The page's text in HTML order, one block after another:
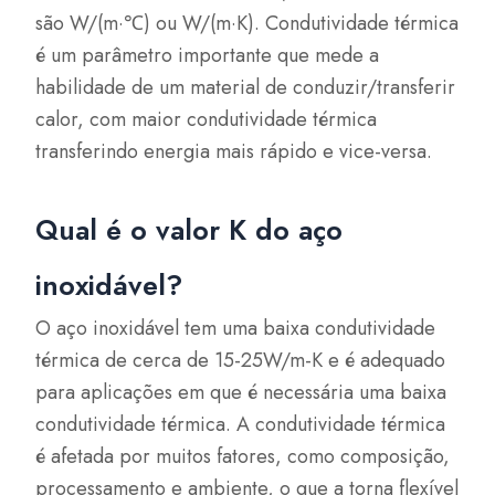
são W/(m·℃) ou W/(m·K). Condutividade térmica
é um parâmetro importante que mede a
habilidade de um material de conduzir/transferir
calor, com maior condutividade térmica
transferindo energia mais rápido e vice-versa.
Qual é o valor K do aço
inoxidável?
O aço inoxidável tem uma baixa condutividade
térmica de cerca de 15-25W/m-K e é adequado
para aplicações em que é necessária uma baixa
condutividade térmica. A condutividade térmica
é afetada por muitos fatores, como composição,
processamento e ambiente, o que a torna flexível